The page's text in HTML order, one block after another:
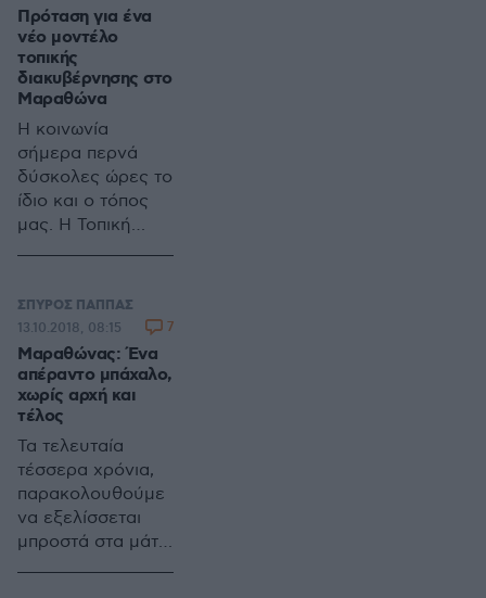
Πρόταση για ένα
νέο μοντέλο
τοπικής
διακυβέρνησης στο
Μαραθώνα
Η κοινωνία
σήμερα περνά
δύσκολες ώρες το
ίδιο και ο τόπος
μας. Η Τοπική
ώρες δεν έχει
ανάγκη από
πεφωτισμένους
σωτήρες,
μοναχικούς
τοπικούς ηγέτες
και
αλεξιπτωτιστές.
Έχει ανάγκη από
άτομα υπεύθυνα,
έντιμα, ικανά που
ΣΠΥΡΟΣ ΠΑΠΠΑΣ
Μαραθώνας: Ένα
απέραντο μπάχαλο,
χωρίς αρχή και
τέλος
Τα τελευταία
τέσσερα χρόνια,
παρακολουθούμε
να εξελίσσεται
μπροστά στα μάτια
13.10.2018, 08:15 7